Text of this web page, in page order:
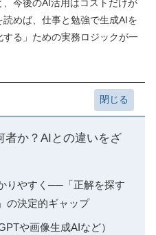
今後のAI活用はコストだけが
めば、仕事と勉強で生成AIを
する」ための実務ロジックが一
者か？AIとの違いをざ
りやすく──「正解を探す
の決定的ギャップ
や画像生成AIなど）